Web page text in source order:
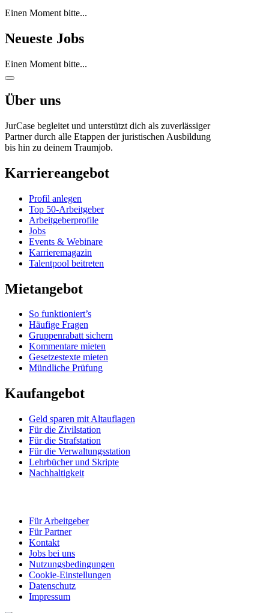
Einen Moment bitte...
Neueste Jobs
Einen Moment bitte...
Über uns
JurCase begleitet und unterstützt dich als zuverlässiger
Partner durch alle Etappen der juristischen Ausbildung
bis hin zu deinem Traumjob.
Karriereangebot
Profil anlegen
Top 50-Arbeitgeber
Arbeitgeberprofile
Jobs
Events & Webinare
Karrieremagazin
Talentpool beitreten
Mietangebot
So funktioniert’s
Häufige Fragen
Gruppenrabatt sichern
Kommentare mieten
Gesetzestexte mieten
Mündliche Prüfung
Kaufangebot
Geld sparen mit Altauflagen
Für die Zivilstation
Für die Strafstation
Für die Verwaltungsstation
Lehrbücher und Skripte
Nachhaltigkeit
Für Arbeitgeber
Für Partner
Kontakt
Jobs bei uns
Nutzungsbedingungen
Cookie-Einstellungen
Datenschutz
Impressum